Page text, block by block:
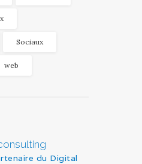
Sociaux
web
du Digital